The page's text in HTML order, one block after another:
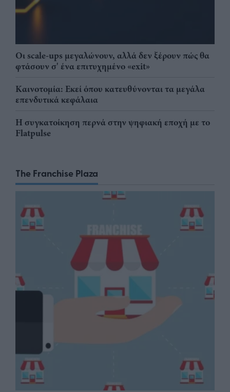
Οι scale-ups μεγαλώνουν, αλλά δεν ξέρουν πώς θα
φτάσουν σ' ένα επιτυχημένο «exit»
Καινοτομία: Εκεί όπου κατευθύνονται τα μεγάλα
επενδυτικά κεφάλαια
Η συγκατοίκηση περνά στην ψηφιακή εποχή με το
Flatpulse
The Franchise Plaza